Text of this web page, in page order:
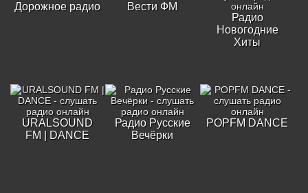
Дорожное радио
Вести ФМ
Радио
Новогодние
Хиты
URALSOUND
FM | DANCE
Радио Русские
Вечёрки
POPFM DANCE